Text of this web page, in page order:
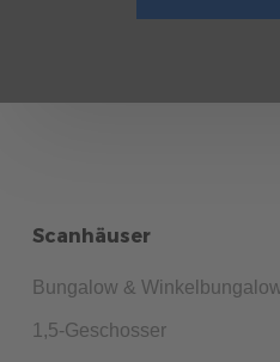
Scanhäuser
Bungalow &
1,5-Geschosser